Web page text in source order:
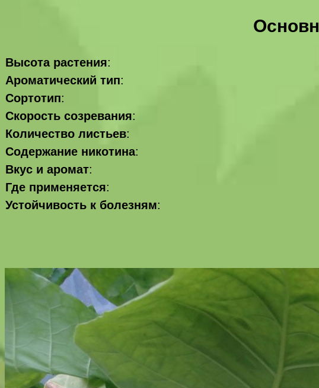
Высота растения:
Ароматический тип:
Сортотип:
Скорость созревания:
Количество листьев:
Содержание никотина:
Вкус и аромат:
Где применяется:
Устойчивость к болезням: